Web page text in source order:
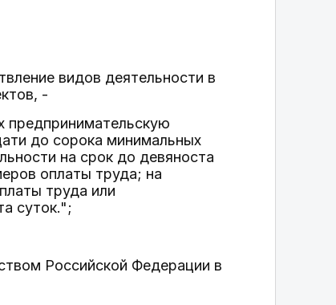
видов деятельности в
-
предпринимательскую
до сорока минимальных
на срок до девяноста
оплаты труда; на
труда или
суток.";
Российской Федерации в